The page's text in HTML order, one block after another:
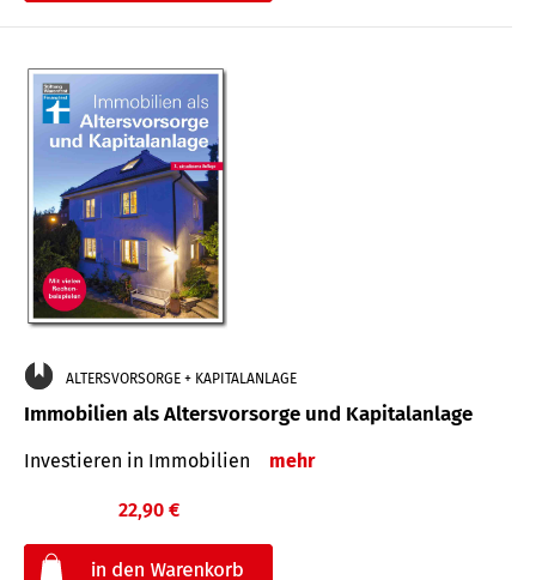
ALTERSVORSORGE + KAPITALANLAGE
Immobilien als Altersvorsorge und Kapitalanlage
Investieren in Immobilien mehr
22,90 €